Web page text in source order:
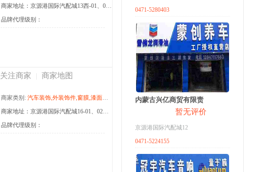
商家地址：京源港国际汽配城13西-01、02、03号铺
品牌代理级别：
商家类别: 汽车装饰,外装饰件,窗膜,漆面保护膜,改色膜,3M,窗膜,漆面保护膜,改色膜,记录仪,导航,卡仕达,行影通
商家地址：京源港国际汽配城16-01、02号铺
品牌代理级别：
关注商家 商家地图
0471-5280403
内蒙古兴亿商贸有限责
暂无评价
京源港国际汽配城12
0471-5224155